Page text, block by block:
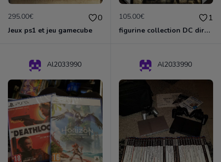
295.00€ 0
Jeux ps1 et jeu gamecube
105.00€ 1
figurine collection DC direct smallville, lex luthor
Al2033990 Al2033990